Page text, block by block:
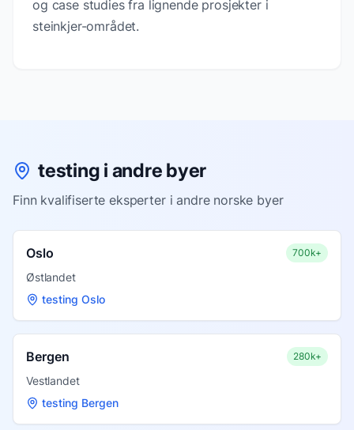
og case studies fra lignende prosjekter i
steinkjer-området.
testing i andre byer
Finn kvalifiserte eksperter i andre norske byer
Oslo 700k+
Østlandet
testing Oslo
Bergen 280k+
Vestlandet
testing Bergen